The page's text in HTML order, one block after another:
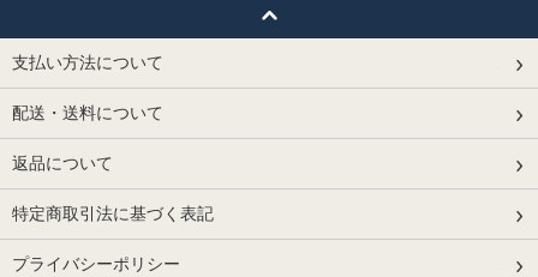
支払い方法について
配送・送料について
返品について
特定商取引法に基づく表記
プライバシーポリシー